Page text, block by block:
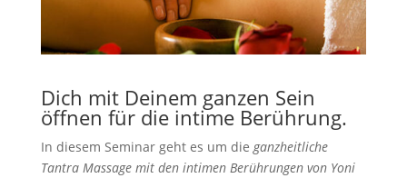
Dich mit Deinem ganzen Sein
öffnen für die intime Berührung.
In diesem Seminar geht es um die ganzheitliche
Tantra Massage mit den intimen Berührungen von Yoni